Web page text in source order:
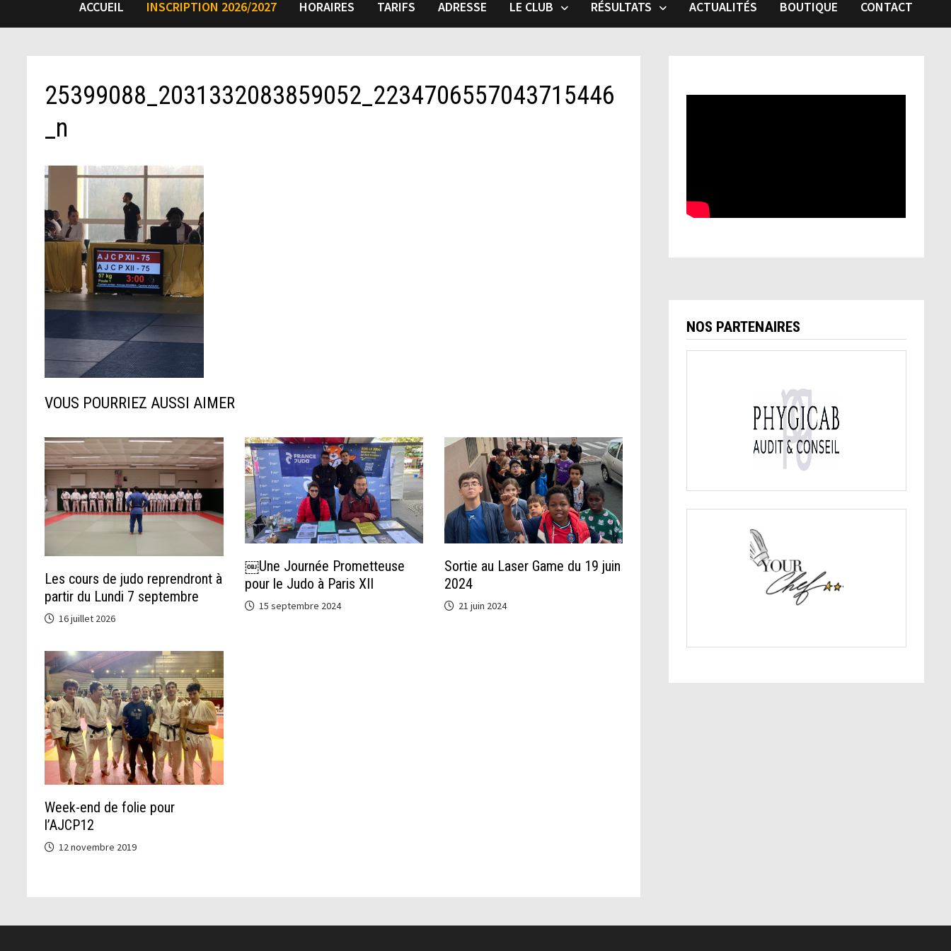
ACCUEIL INSCRIPTION 2026/2027 HORAIRES TARIFS ADRESSE LE CLUB RÉSULTATS ACTUALITÉS BOUTIQUE CONTACT
25399088_2031332083859052_2234706557043715446
_n
VOUS POURRIEZ AUSSI AIMER
Les cours de judo reprendront à
partir du Lundi 7 septembre
16 juillet 2026
￼Une Journée Prometteuse
pour le Judo à Paris XII
15 septembre 2024
Sortie au Laser Game du 19 juin
2024
21 juin 2024
Week-end de folie pour
l’AJCP12
12 novembre 2019
NOS PARTENAIRES